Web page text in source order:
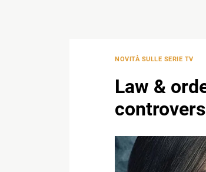
NOVITÀ SULLE SERIE TV
Law &